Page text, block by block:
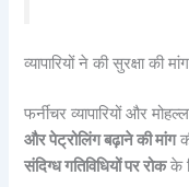
व्यापारियों ने की सुरक्षा की मांग
फर्नीचर व्यापारियों और
और पेट्रोलिंग बढ़ाने की मांग
संदिग्ध गतिविधियों पर रोकके